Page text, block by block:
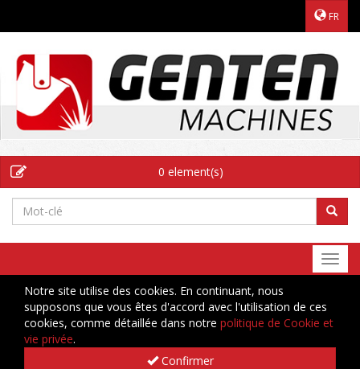
FR
0 element(s)
Notre site utilise des cookies. En continuant, nous
supposons que vous êtes d'accord avec l'utilisation de ces
cookies, comme détaillée dans notre politique de Cookie et
vie privée.
Confirmer